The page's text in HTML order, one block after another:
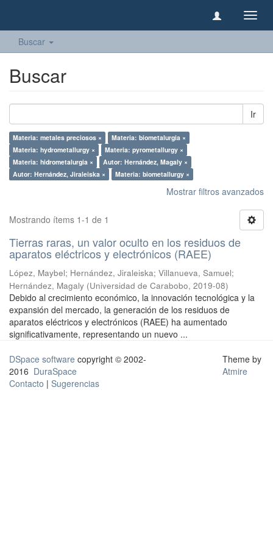
Buscar
Buscar
Ir
Materia: metales preciosos ×
Materia: biometalurgia ×
Materia: hydrometallurgy ×
Materia: pyrometallurgy ×
Materia: hidrometalurgia ×
Autor: Hernández, Magaly ×
Autor: Hernández, Jiraleiska ×
Materia: biometallurgy ×
Mostrar filtros avanzados
Mostrando ítems 1-1 de 1
Tierras raras, un valor oculto en los residuos de
aparatos eléctricos y electrónicos (RAEE)
López, Maybel; Hernández, Jiraleiska; Villanueva, Samuel;
Hernández, Magaly (Universidad de Carabobo, 2019-08)
Debido al crecimiento económico, la innovación tecnológica y la
expansión del mercado, la generación de los residuos de
aparatos eléctricos y electrónicos (RAEE) ha aumentado
significativamente, representando un nuevo ...
DSpace software copyright © 2002-
2016 DuraSpace
Contacto | Sugerencias
Theme by
Atmire